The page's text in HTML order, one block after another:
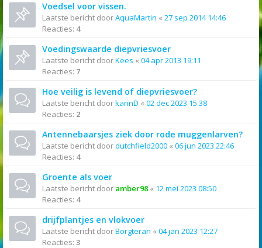
Voedsel voor vissen.
Laatste bericht doorAquaMartin « 27 sep 2014 14:46
Reacties: 4
Voedingswaarde diepvriesvoer
Laatste bericht doorKees « 04 apr 2013 19:11
Reacties: 7
Hoe veilig is levend of diepvriesvoer?
Laatste bericht doorkarinD « 02 dec 2023 15:38
Reacties: 2
Antennebaarsjes ziek door rode muggenlarven?
Laatste bericht doordutchfield2000 « 06 jun 2023 22:46
Reacties: 4
Groente als voer
Laatste bericht door amber98« 12 mei 2023 08:50
Reacties: 4
drijfplantjes en vlokvoer
Laatste bericht doorBorgteran « 04 jan 2023 12:27
Reacties: 3